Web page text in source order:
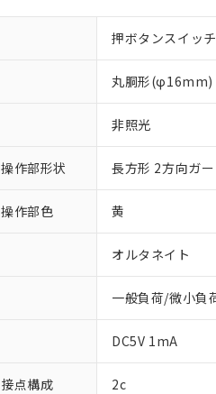
押ボタンスイッチ
丸胴形(φ16mm)
非照光
操作部形状 長方形 2方向ガー
操作部色 黄
オルタネイト
一般負荷/微小負
DC5V 1mA
接点構成 2c